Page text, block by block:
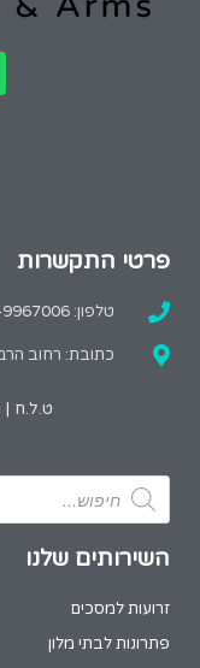
פרטי התקשרות
טלפון: 02-9967006
כתובת: רחוב הרב
ט.ל.ח |
השירותים שלנו
זרועות למסכים
פתרונות לבתי מלון